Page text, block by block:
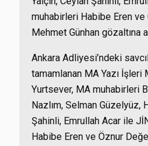
muhabirleri Habibe Eren
Mehmet Günhan gözaltına
Ankara Adliyesi’ndeki
tamamlanan MA Yazı İşleri
Yurtsever, MA muhabirleri
Nazlım, Selman Güzelyüz,
Şahinli, Emrullah Acar ile
Habibe Eren ve Öznur